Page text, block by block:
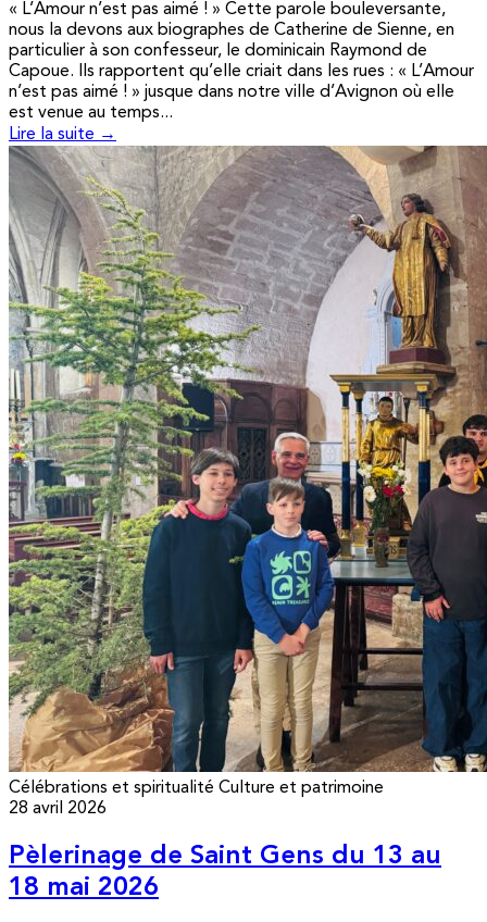
« L’Amour n’est pas aimé ! » Cette parole bouleversante,
nous la devons aux biographes de Catherine de Sienne, en
particulier à son confesseur, le dominicain Raymond de
Capoue. Ils rapportent qu’elle criait dans les rues : « L’Amour
n’est pas aimé ! » jusque dans notre ville d’Avignon où elle
est venue au temps...
Lire la suite →
Célébrations et spiritualité Culture et patrimoine
28 avril 2026
Pèlerinage de Saint Gens du 13 au
18 mai 2026